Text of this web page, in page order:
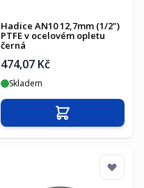
Hadice AN10 12,7mm (1/2")
PTFE v ocelovém opletu
černá
474,07 Kč
Skladem
Přidat do košíku